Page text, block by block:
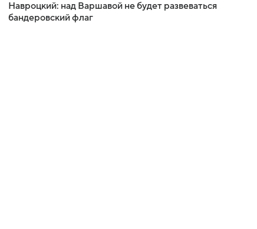
Навроцкий: над Варшавой не будет развеваться
бандеровский флаг